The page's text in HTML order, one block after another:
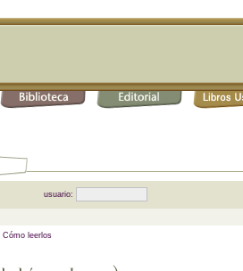
usuario:
Cómo leerlos